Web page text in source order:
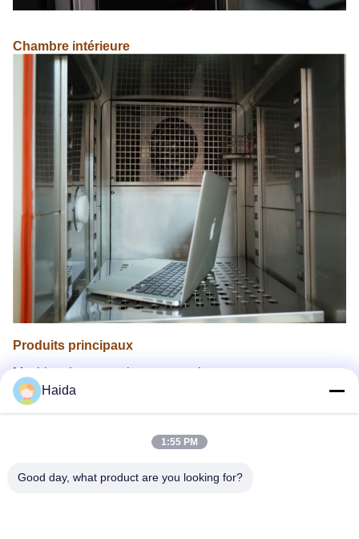
Chambre intérieure
Produits principaux
Machine de test environnemental
Machine à tester les tensile
Haida
1:55 PM
Good day, what product are you looking for?